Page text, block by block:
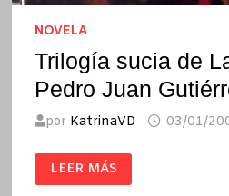
NOVELA
Trilogía sucia de
Pedro Juan
por KatrinaVD 03/01/
TRILOGÍA
SUCIA
DE
LEER MÁS